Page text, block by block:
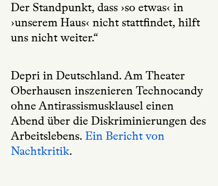
Der Standpunkt, dass ›so etwas‹ in
›unserem Haus‹ nicht stattfindet, hilft
uns nicht weiter.“
Depri in Deutschland. Am Theater
Oberhausen inszenieren Technocandy
ohne Antirassismusklausel einen
Abend über die Diskriminierungen des
Arbeitslebens.Ein Bericht von
Nachtkritik.